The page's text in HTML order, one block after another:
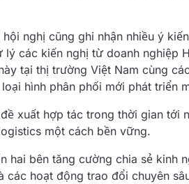
nghị cũng ghi nhận nhiều ý
các kiến nghị từ doanh nghiệp
tại thị trường Việt Nam cùng
hình phân phối mới phát triển
xuất hợp tác trong thời gian tới
một cách bền vững.
hai bên tăng cường chia sẻ kinh
các hoạt động trao đổi chuyên